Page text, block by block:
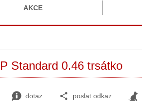
Standard 0.46 trsátko
dotaz poslat odkaz
AKCE